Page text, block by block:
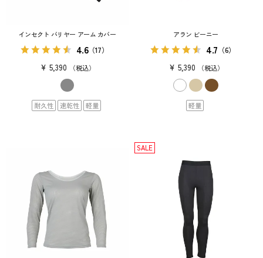
インセクト バリヤー アーム カバー
4.6（17）
¥ 5,390 税込
耐久性 速乾性 軽量
アラン ビーニー
4.7 （6）
¥ 5,390 税込
軽量
SALE